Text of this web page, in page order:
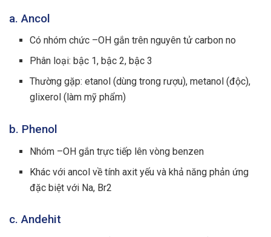
a. Ancol
Có nhóm chức –OH gắn trên nguyên tử carbon no
Phân loại: bậc 1, bậc 2, bậc 3
Thường gặp: etanol (dùng trong rượu), metanol (độc),
glixerol (làm mỹ phẩm)
b. Phenol
Nhóm –OH gắn trực tiếp lên vòng benzen
Khác với ancol về tính axit yếu và khả năng phản ứng
đặc biệt với Na, Br2
c. Andehit